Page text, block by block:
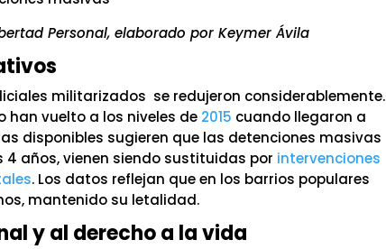
Personal, elaborado por Keymer Ávila
militarizados se redujeron considerablemente.
han vuelto a los niveles de 2015 cuando llegaron a
disponibles sugieren que las detenciones masivas
años, vienen siendo sustituidas por intervenciones
. Los datos reflejan que en los barrios populares
mantenido su letalidad.
y al derecho a la vida